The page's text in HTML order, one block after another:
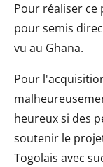
Pour réaliser
pour semis
vu au Ghana.
Pour
heureux si des
soutenir le
Togolais avec